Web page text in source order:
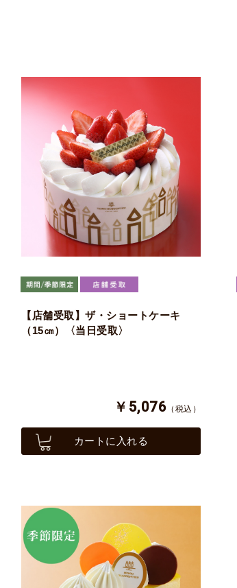
【店舗受取】ザ・ショートケーキ
（15㎝）〈当日受取〉
￥5,076 （税込）
カートに入れる